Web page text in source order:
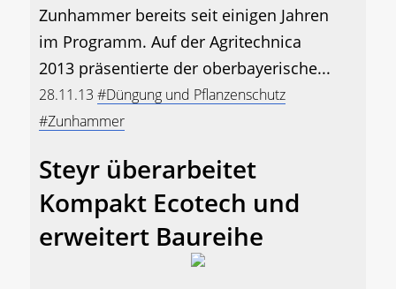
Zunhammer bereits seit einigen Jahren
im Programm. Auf der Agritechnica
2013 präsentierte der oberbayerische...
28.11.13 #Düngung und Pflanzenschutz
#Zunhammer
Steyr überarbeitet
Kompakt Ecotech und
erweitert Baureihe